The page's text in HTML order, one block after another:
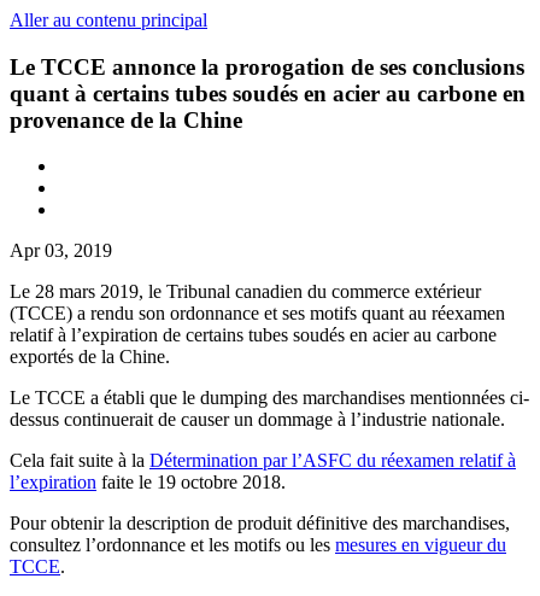
Aller au contenu principal
Le TCCE annonce la prorogation de ses conclusions
quant à certains tubes soudés en acier au carbone en
provenance de la Chine
Apr 03, 2019
Le 28 mars 2019, le Tribunal canadien du commerce extérieur
(TCCE) a rendu son ordonnance et ses motifs quant au réexamen
relatif à l’expiration de certains tubes soudés en acier au carbone
exportés de la Chine.
Le TCCE a établi que le dumping des marchandises mentionnées ci-
dessus continuerait de causer un dommage à l’industrie nationale.
Cela fait suite à la Détermination par l’ASFC du réexamen relatif à
l’expiration faite le 19 octobre 2018.
Pour obtenir la description de produit définitive des marchandises,
consultez l’ordonnance et les motifs ou les mesures en vigueur du
TCCE.